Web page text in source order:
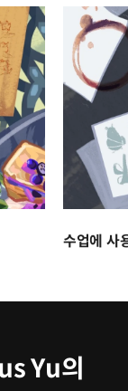
수업에 사
Yu의